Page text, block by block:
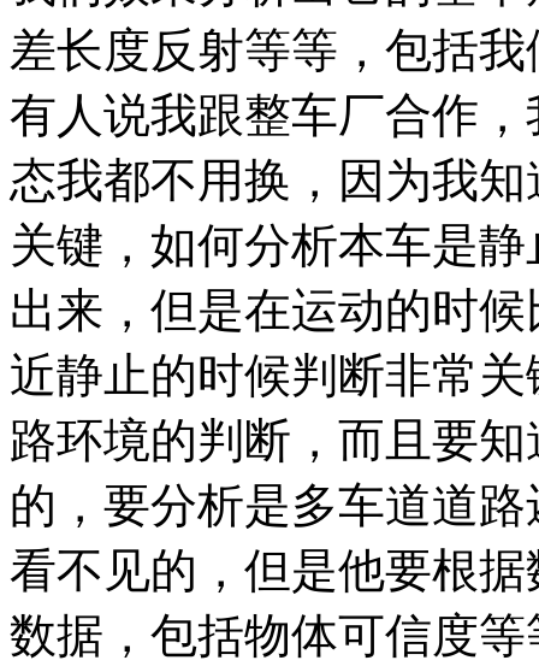
差长度反射等等，包括
有人说我跟整车厂合作
态我都不用换，因为我
关键，如何分析本车是
出来，但是在运动的时
近静止的时候判断非常
路环境的判断，而且要
的，要分析是多车道道
看不见的，但是他要根
数据，包括物体可信度